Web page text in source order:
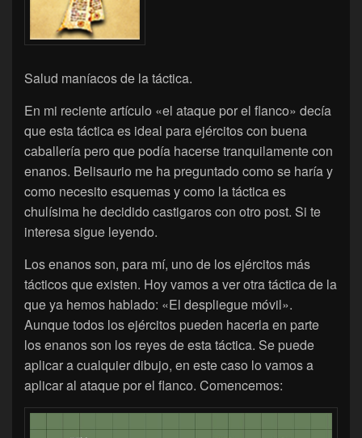
Salud maníacos de la táctica.
En mi reciente artículo «el ataque por el flanco» decía
que esta táctica es ideal para ejércitos con buena
caballería pero que podía hacerse tranquilamente con
enanos. Belisaurio me ha preguntado como se haría y
como necesito esquemas y como la táctica es
chulísima he decidido castigaros con otro post. Si te
interesa sigue leyendo.
Los enanos son, para mí, uno de los ejércitos más
tácticos que existen. Hoy vamos a ver otra táctica de la
que ya hemos hablado: «El despliegue móvil».
Aunque todos los ejércitos pueden hacerla en parte
los enanos son los reyes de esta táctica. Se puede
aplicar a cualquier dibujo, en este caso lo vamos a
aplicar al ataque por el flanco. Comencemos: